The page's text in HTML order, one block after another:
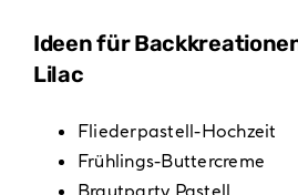
Ideen für
Lilac
Fliederpastell-Hochzeit
Frühlings-Buttercreme
Brautparty Pastell